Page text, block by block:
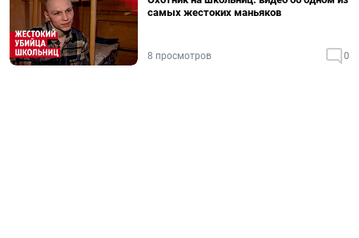
самых жестоких маньяков
8 просмотров 0